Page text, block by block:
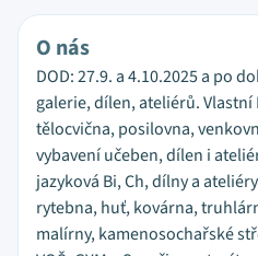
O nás
DOD: 27.9. a 4.10.2025 a po
galerie, dílen, ateliérů.
tělocvična, posilovna,
vybavení učeben, dílen i
jazyková Bi, Ch, dílny a
rytebna, huť, kovárna,
malírny, kamenosochařské